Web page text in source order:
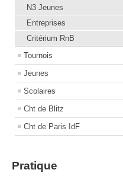
N3 Jeunes
Entreprises
Critérium RnB
Tournois
Jeunes
Scolaires
Cht de Blitz
Cht de Paris IdF
Pratique